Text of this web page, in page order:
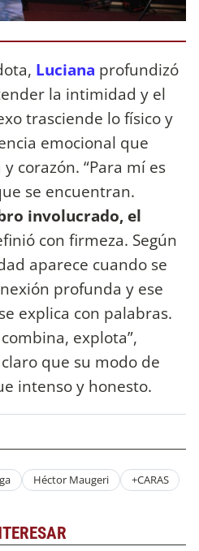
Luciana profundizó
la intimidad y el
trasciende lo físico y
emocional que
corazón. “Para mí es
se encuentran.
involucrado, el
con firmeza. Según
aparece cuando se
profunda y ese
explica con palabras.
explota”,
que su modo de
intenso y honesto.
Héctor Maugeri +CARAS